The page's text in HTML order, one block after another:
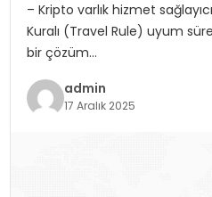
– Kripto varlık hizmet
Kuralı (Travel Rule) uyum
bir çözüm…
admin
17 Aralık 2025